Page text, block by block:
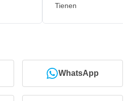
Tienen
WhatsApp